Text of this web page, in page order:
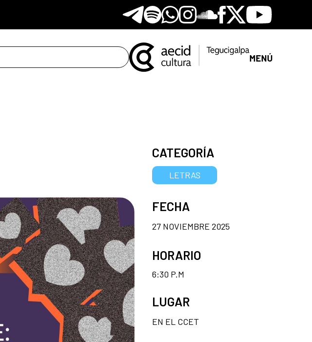
Telegram
SpotifyWhatsapp
Instagram
Soundclore
Facebook
X Youtube
MENÚ
CATEGORÍA
LETRAS
FECHA
27 NOVIEMBRE 2025
HORARIO
6:30 P.M
LUGAR
EN EL CCET